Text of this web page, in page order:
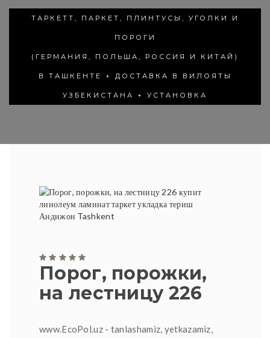
ТАРКЕТТ, ПАРКЕТ, ПЛИНТУСЫ, УГОЛКИ И
ПОРОГИ
(ГЕРМАНИЯ, ПОЛЬША, РОССИЯ И КИТАЙ)
В ТАШКЕНТЕ + ДОСТАВКА В ВИЛОЯТЫ
УЗБЕКИСТАНА + УСТАНОВКА
Порог, порожки,
на лестницу 226
www.EcoPol.uz - tanlashamiz, yetkazamiz,